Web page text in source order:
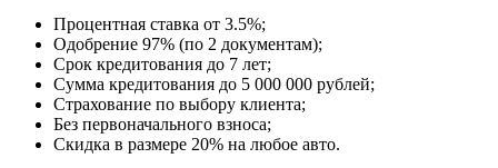
Процентная ставка от 3.5%;
Одобрение 97% (по 2 документам);
Срок кредитования до 7 лет;
Сумма кредитования до 5 000 000 рублей;
Страхование по выбору клиента;
Без первоначального взноса;
Скидка в размере 20% на любое авто.